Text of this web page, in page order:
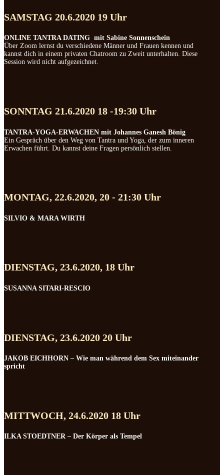
SAMSTAG 20.6.2020 19 Uhr
ONLINE TANTRA DATING mit Sabine Sonnenschein
Über Zoom lernst du verschiedene Männer und Frauen kennen und
kannst dich in einem privaten Chatroom zu Zweit unterhalten. Diese
Session wird nicht aufgezeichnet.
SONNTAG 21.6.2020 18 -19:30 Uhr
TANTRA-YOGA-ERWACHEN mit Johannes Ganesh Bönig
Ein Gespräch über den Weg von Tantra und Yoga, der zum inneren
Erwachen führt. Du kannst deine Fragen persönlich stellen.
MONTAG, 22.6.2020, 20 - 21:30 Uhr
SILVIO & MARA WIRTH
DIENSTAG, 23.6.2020, 18 Uhr
SUSANNA SITARI-RESCIO
DIENSTAG, 23.6.2020 20 Uhr
JAKOB EICHHORN – Wie man während dem Sex miteinander
spricht
MITTWOCH, 24.6.2020 18 Uhr
ILKA STOEDTNER – Der Körper als Tempel